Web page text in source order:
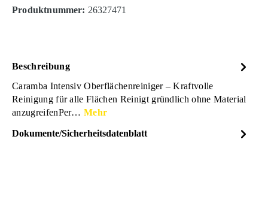
Produktnummer: 26327471
Beschreibung
Caramba Intensiv Oberflächenreiniger – Kraftvolle
Reinigung für alle Flächen Reinigt gründlich ohne Material
anzugreifenPer…Mehr
Dokumente/Sicherheitsdatenblatt